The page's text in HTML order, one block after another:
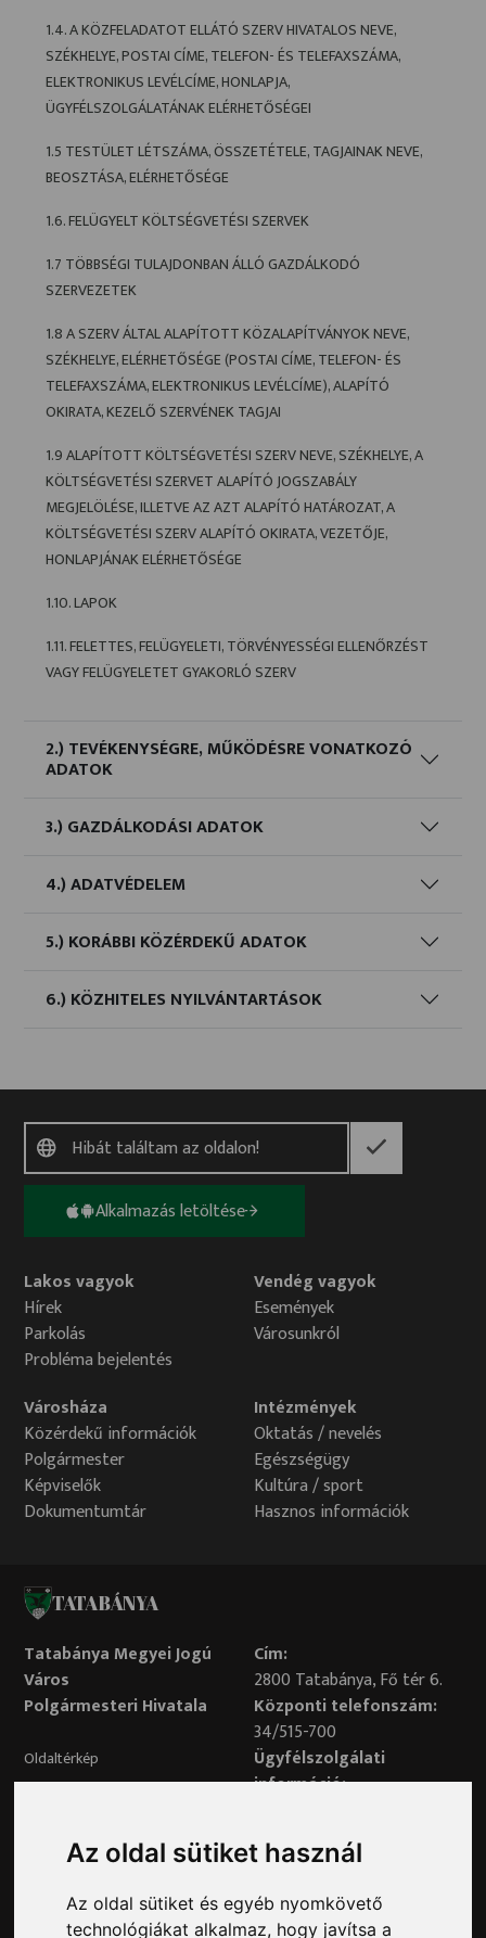
Az oldal sütiket használ
Az oldal sütiket és egyéb nyomkövető
technológiákat alkalmaz, hogy javítsa a
1.4. A KÖZFELADATOT ELLÁTÓ SZERV HIVATALOS NEVE,
SZÉKHELYE, POSTAI CÍME, TELEFON- ÉS TELEFAXSZÁMA,
ELEKTRONIKUS LEVÉLCÍME, HONLAPJA,
ÜGYFÉLSZOLGÁLATÁNAK ELÉRHETŐSÉGEI
1.5 TESTÜLET LÉTSZÁMA, ÖSSZETÉTELE, TAGJAINAK NEVE,
BEOSZTÁSA, ELÉRHETŐSÉGE
1.6. FELÜGYELT KÖLTSÉGVETÉSI SZERVEK
1.7 TÖBBSÉGI TULAJDONBAN ÁLLÓ GAZDÁLKODÓ
SZERVEZETEK
1.8 A SZERV ÁLTAL ALAPÍTOTT KÖZALAPÍTVÁNYOK NEVE,
SZÉKHELYE, ELÉRHETŐSÉGE (POSTAI CÍME, TELEFON- ÉS
TELEFAXSZÁMA, ELEKTRONIKUS LEVÉLCÍME), ALAPÍTÓ
OKIRATA, KEZELŐ SZERVÉNEK TAGJAI
1.9 ALAPÍTOTT KÖLTSÉGVETÉSI SZERV NEVE, SZÉKHELYE, A
KÖLTSÉGVETÉSI SZERVET ALAPÍTÓ JOGSZABÁLY
MEGJELÖLÉSE, ILLETVE AZ AZT ALAPÍTÓ HATÁROZAT, A
KÖLTSÉGVETÉSI SZERV ALAPÍTÓ OKIRATA, VEZETŐJE,
HONLAPJÁNAK ELÉRHETŐSÉGE
1.10. LAPOK
1.11. FELETTES, FELÜGYELETI, TÖRVÉNYESSÉGI ELLENŐRZÉST
VAGY FELÜGYELETET GYAKORLÓ SZERV
2.) TEVÉKENYSÉGRE, MŰKÖDÉSRE VONATKOZÓ
ADATOK
3.) GAZDÁLKODÁSI ADATOK
4.) ADATVÉDELEM
5.) KORÁBBI KÖZÉRDEKŰ ADATOK
6.) KÖZHITELES NYILVÁNTARTÁSOK
Alkalmazás letöltése
Lakos vagyok
Hírek
Parkolás
Probléma bejelentés
Vendég vagyok
Események
Városunkról
Városháza
Közérdekű információk
Polgármester
Képviselők
Dokumentumtár
Intézmények
Oktatás / nevelés
Egészségügy
Kultúra / sport
Hasznos információk
TATABÁNYA
Tatabánya Megyei Jogú
Város
Polgármesteri Hivatala
Oldaltérkép
Adatvédelem
Cím:
2800 Tatabánya, Fő tér 6.
Központi telefonszám:
34/515-700
Ügyfélszolgálati
információ:
Véleményvonal:
34/515-799
Adatvédelmi tisztviselő elérhetősége: